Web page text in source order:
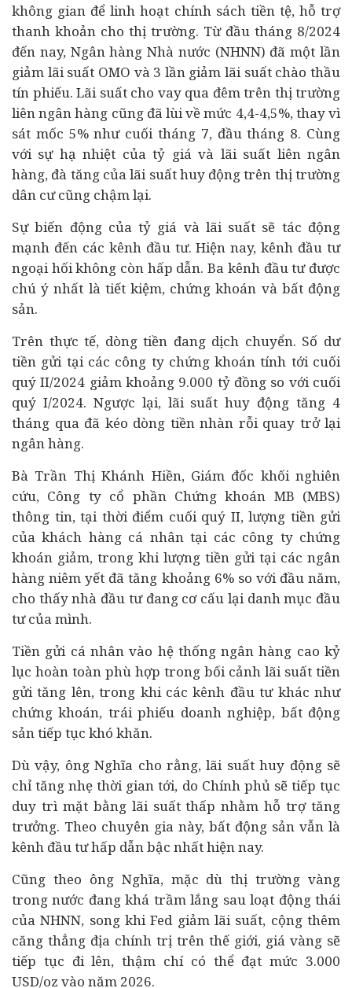
không gian để linh hoạt chính sách tiền tệ, hỗ trợ
thanh khoản cho thị trường. Từ đầu tháng 8/2024
đến nay, Ngân hàng Nhà nước (NHNN) đã một lần
giảm lãi suất OMO và 3 lần giảm lãi suất chào thầu
tín phiếu. Lãi suất cho vay qua đêm trên thị trường
liên ngân hàng cũng đã lùi về mức 4,4-4,5%, thay vì
sát mốc 5% như cuối tháng 7, đầu tháng 8. Cùng
với sự hạ nhiệt của tỷ giá và lãi suất liên ngân
hàng, đà tăng của lãi suất huy động trên thị trường
dân cư cũng chậm lại.
Sự biến động của tỷ giá và lãi suất sẽ tác động
mạnh đến các kênh đầu tư. Hiện nay, kênh đầu tư
ngoại hối không còn hấp dẫn. Ba kênh đầu tư được
chú ý nhất là tiết kiệm, chứng khoán và bất động
sản.
Trên thực tế, dòng tiền đang dịch chuyển. Số dư
tiền gửi tại các công ty chứng khoán tính tới cuối
quý II/2024 giảm khoảng 9.000 tỷ đồng so với cuối
quý I/2024. Ngược lại, lãi suất huy động tăng 4
tháng qua đã kéo dòng tiền nhàn rỗi quay trở lại
ngân hàng.
Bà Trần Thị Khánh Hiền, Giám đốc khối nghiên
cứu, Công ty cổ phần Chứng khoán MB (MBS)
thông tin, tại thời điểm cuối quý II, lượng tiền gửi
của khách hàng cá nhân tại các công ty chứng
khoán giảm, trong khi lượng tiền gửi tại các ngân
hàng niêm yết đã tăng khoảng 6% so với đầu năm,
cho thấy nhà đầu tư đang cơ cấu lại danh mục đầu
tư của mình.
Tiền gửi cá nhân vào hệ thống ngân hàng cao kỷ
lục hoàn toàn phù hợp trong bối cảnh lãi suất tiền
gửi tăng lên, trong khi các kênh đầu tư khác như
chứng khoán, trái phiếu doanh nghiệp, bất động
sản tiếp tục khó khăn.
Dù vậy, ông Nghĩa cho rằng, lãi suất huy động sẽ
chỉ tăng nhẹ thời gian tới, do Chính phủ sẽ tiếp tục
duy trì mặt bằng lãi suất thấp nhằm hỗ trợ tăng
trưởng. Theo chuyên gia này, bất động sản vẫn là
kênh đầu tư hấp dẫn bậc nhất hiện nay.
Cũng theo ông Nghĩa, mặc dù thị trường vàng
trong nước đang khá trầm lắng sau loạt động thái
của NHNN, song khi Fed giảm lãi suất, cộng thêm
căng thẳng địa chính trị trên thế giới, giá vàng sẽ
tiếp tục đi lên, thậm chí có thể đạt mức 3.000
USD/oz vào năm 2026.